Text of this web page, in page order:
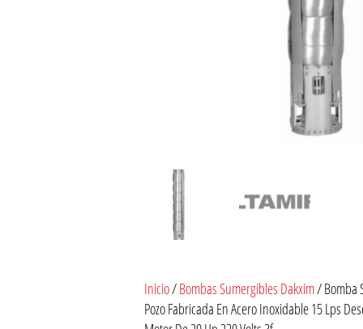
Inicio/Bombas Sumergibles Dakxim/ Bomba
Pozo Fabricada En Acero Inoxidable 15 Lps